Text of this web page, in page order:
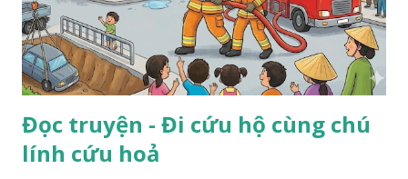
Đọc truyện - Đi cứu hộ cùng chú
lính cứu hoả